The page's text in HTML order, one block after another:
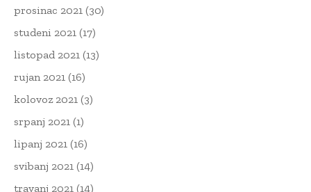
prosinac 2021 (30)
studeni 2021 (17)
listopad 2021 (13)
rujan 2021 (16)
kolovoz 2021 (3)
srpanj 2021 (1)
lipanj 2021 (16)
svibanj 2021 (14)
travanj 2021 (14)